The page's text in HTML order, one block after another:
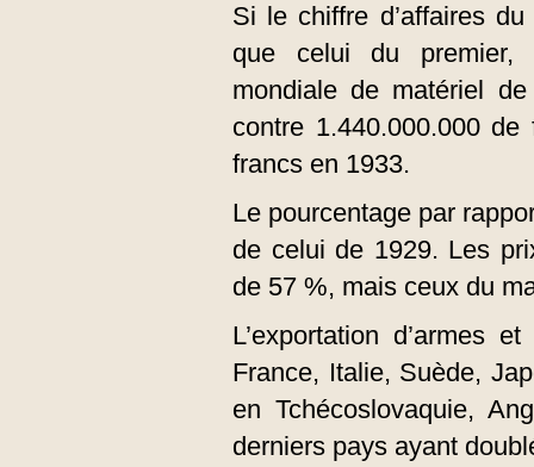
Si le chiffre d’affaires
que celui du premier,
mondiale de matériel
contre 1.440.000.000
francs en 1933.
Le pourcentage par
de celui de 1929. Les
de 57 %, mais ceux du
L’exportation d’armes
France, Italie, Suède,
en Tchécoslovaquie,
derniers pays ayant